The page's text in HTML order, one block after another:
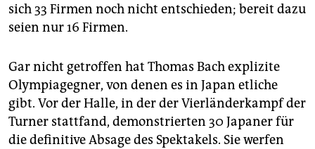
sich 33 Firmen noch nicht entschieden; bereit dazu
seien nur 16 Firmen.
Gar nicht getroffen hat Thomas Bach explizite
Olympiagegner, von denen es in Japan etliche
gibt. Vor der Halle, in der der Vierländerkampf der
Turner stattfand, demonstrierten 30 Japaner für
die definitive Absage des Spektakels. Sie werfen